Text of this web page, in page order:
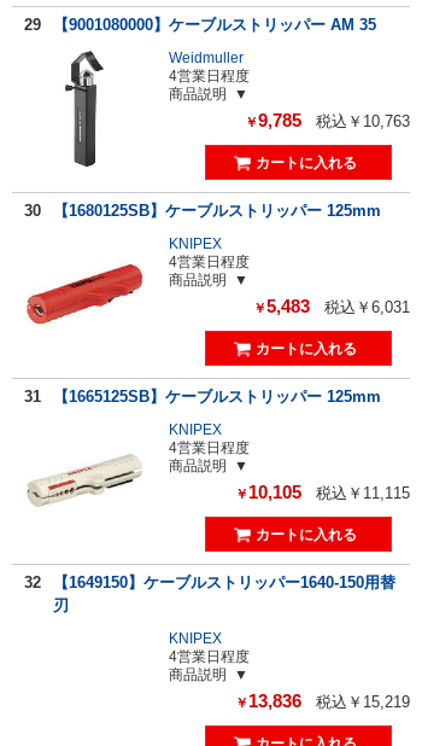
29 【9001080000】ケーブルストリッパー AM 35
Weidmuller
4営業日程度
商品説明
￥9,785 税込￥10,763
30 【1680125SB】ケーブルストリッパー 125mm
KNIPEX
4営業日程度
商品説明
￥5,483 税込￥6,031
31 【1665125SB】ケーブルストリッパー 125mm
KNIPEX
4営業日程度
商品説明
￥ 10,105 税込￥11,115
32
【1649150】ケーブルストリッパー1640-150用替
刃
KNIPEX
4営業日程度
商品説明
￥ 13,836 税込￥15,219